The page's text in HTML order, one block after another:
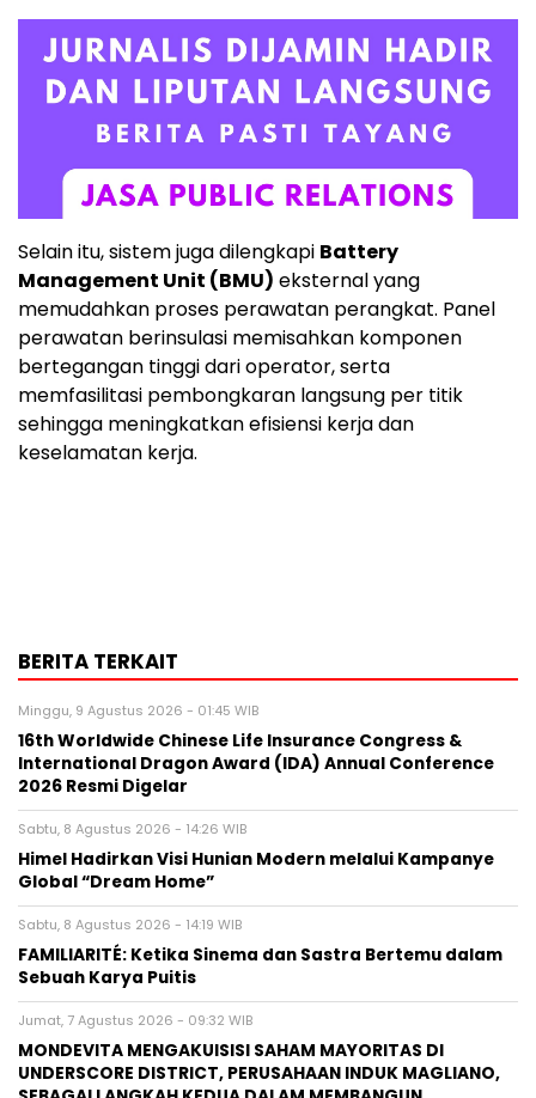
Selain itu, sistem juga dilengkapi Battery
Management Unit (BMU) eksternal yang
memudahkan proses perawatan perangkat. Panel
perawatan berinsulasi memisahkan komponen
bertegangan tinggi dari operator, serta
memfasilitasi pembongkaran langsung per titik
sehingga meningkatkan efisiensi kerja dan
keselamatan kerja.
BERITA TERKAIT
Minggu, 9 Agustus 2026 - 01:45 WIB
16th Worldwide Chinese Life Insurance Congress &
International Dragon Award (IDA) Annual Conference
2026 Resmi Digelar
Sabtu, 8 Agustus 2026 - 14:26 WIB
Himel Hadirkan Visi Hunian Modern melalui Kampanye
Global “Dream Home”
Sabtu, 8 Agustus 2026 - 14:19 WIB
FAMILIARITÉ: Ketika Sinema dan Sastra Bertemu dalam
Sebuah Karya Puitis
Jumat, 7 Agustus 2026 - 09:32 WIB
MONDEVITA MENGAKUISISI SAHAM MAYORITAS DI
UNDERSCORE DISTRICT, PERUSAHAAN INDUK MAGLIANO,